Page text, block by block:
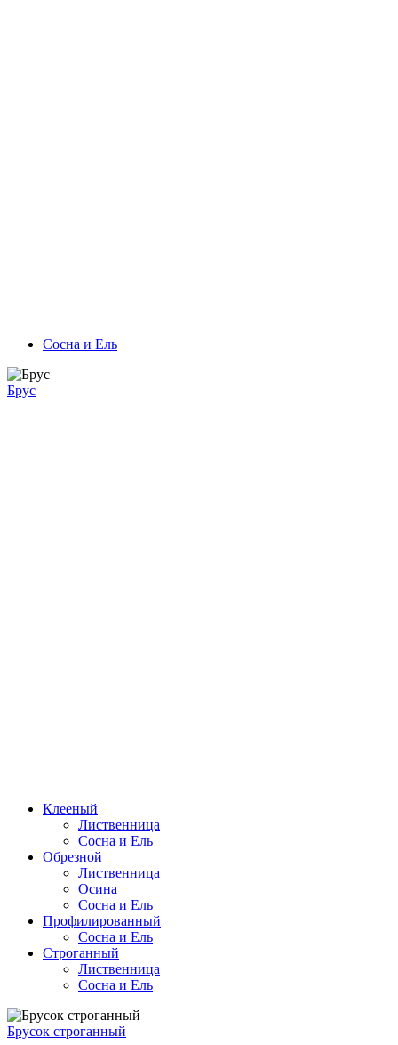
Сосна и Ель
Брус
Клееный
Лиственница
Сосна и Ель
Обрезной
Лиственница
Осина
Сосна и Ель
Профилированный
Сосна и Ель
Строганный
Лиственница
Сосна и Ель
Брусок строганный